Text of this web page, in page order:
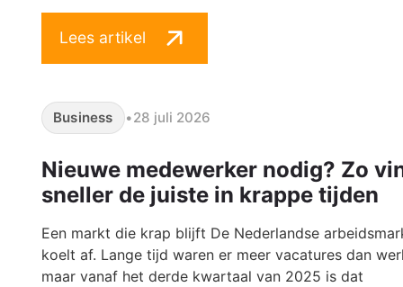
Lees artikel
Business •28 juli 2026
Nieuwe medewerker nodig? Zo
sneller de juiste in krappe tijden
Een markt die krap blijft De Nederlandse
koelt af. Lange tijd waren er meer vacatures dan
maar vanaf het derde kwartaal van 2025 is dat